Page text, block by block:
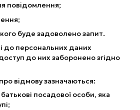
повідомлення;
буде задоволено запит.
до персональних даних
до них заборонено згідно
відмову зазначаються:
посадової особи, яка